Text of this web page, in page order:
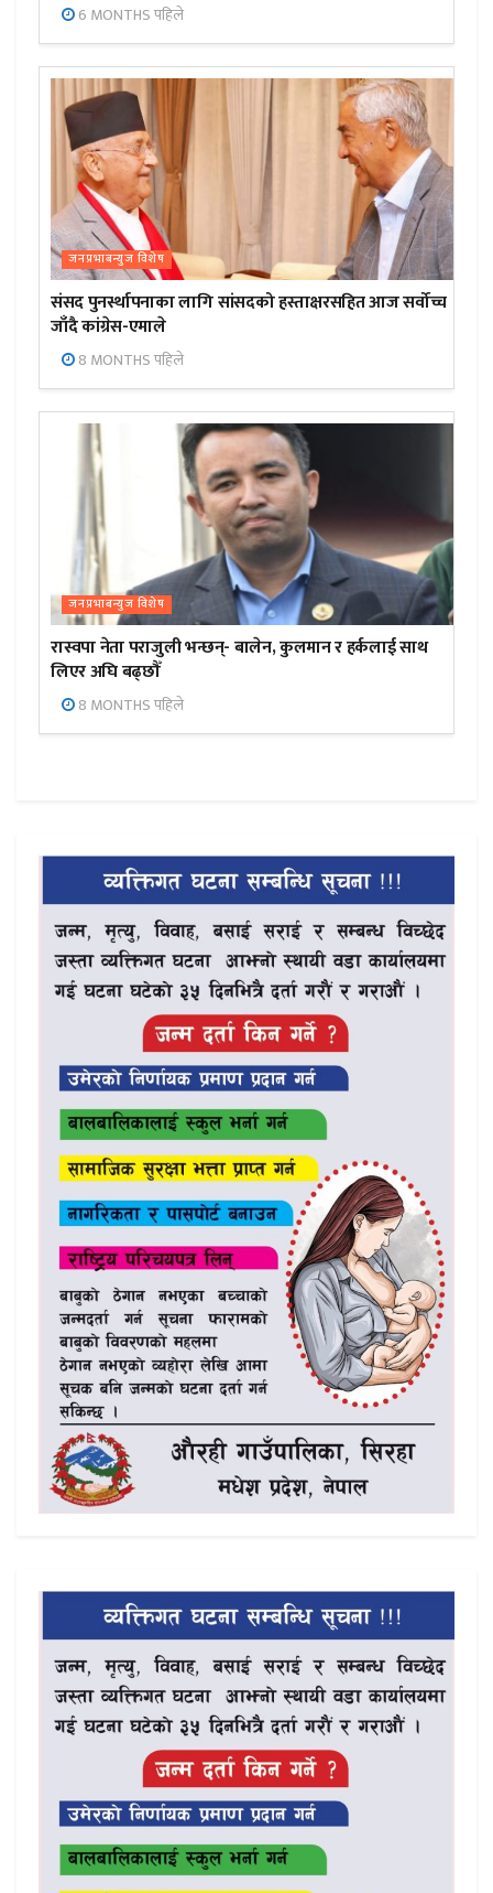
6 MONTHS पहिले
जनप्रभाबन्युज विशेष
संसद पुनर्स्थापनाका लागि सांसदको हस्ताक्षरसहित आज सर्वोच्च
जाँदै कांग्रेस-एमाले
8 MONTHS पहिले
जनप्रभाबन्युज विशेष
रास्वपा नेता पराजुली भन्छन्- बालेन, कुलमान र हर्कलाई साथ
लिएर अघि बढ्छौँ
8 MONTHS पहिले